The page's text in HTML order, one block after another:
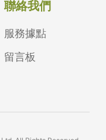
聯絡我們
服務據點
留言板